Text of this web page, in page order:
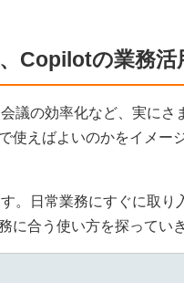
Copilotの業務活
議の効率化など、実にさ
使えばよいのかをイメー
。日常業務にすぐに取り
に合う使い方を探ってい